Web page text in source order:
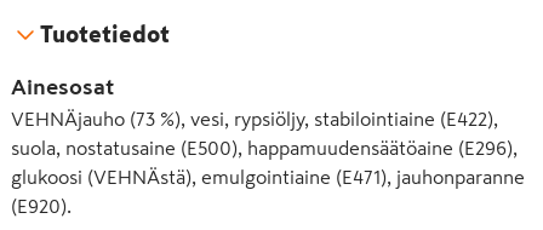
Tuotetiedot
Ainesosat
VEHNÄjauho (73 %), vesi, rypsiöljy, stabilointiaine (E422),
suola, nostatusaine (E500), happamuudensäätöaine (E296),
glukoosi (VEHNÄstä), emulgointiaine (E471), jauhonparanne
(E920).